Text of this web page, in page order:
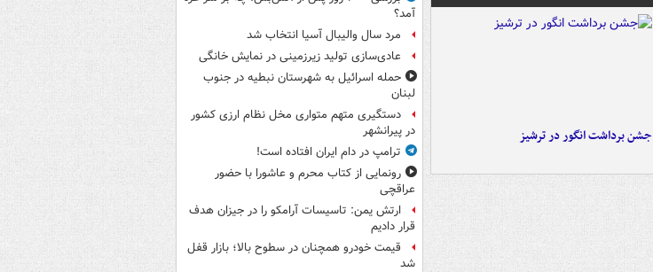
جشن برداشت انگور در ترشیز
آمد؟
مرد سال والیبال آسیا انتخاب شد
عادی‌سازی تولید زیرزمینی در نمایش خانگی
حمله اسرائیل به شهرستان نبطیه در جنوب
لبنان
دستگیری متهم متواری مخل نظام ارزی کشور
در پیرانشهر
ترامپ در دام ایران افتاده است!
رونمایی از کتاب محرم و عاشورا با حضور
عراقچی
ارتش یمن: تاسیسات آرامکو را در جیزان هدف
قرار دادیم
قیمت خودرو همچنان در سطوح بالا؛ بازار قفل
شد